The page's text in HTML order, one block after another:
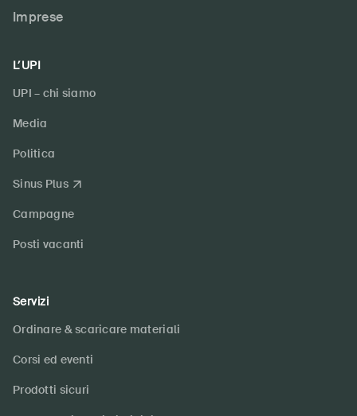
Imprese
L’UPI
UPI – chi siamo
Media
Politica
Sinus Plus
Campagne
Posti vacanti
Servizi
Ordinare & scaricare materiali
Corsi ed eventi
Prodotti sicuri